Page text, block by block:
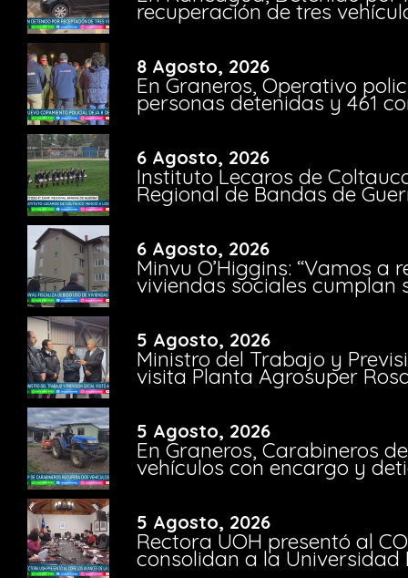
recuperación de tres
8 Agosto, 2026
En Graneros, Operativo
personas detenidas y 461
6 Agosto, 2026
Instituto Lecaros de
Regional de Bandas de
6 Agosto, 2026
Minvu O’Higgins: “Vamos a
viviendas sociales cumplan
5 Agosto, 2026
Ministro del Trabajo y
visita Planta Agrosuper
5 Agosto, 2026
En Graneros, Carabineros
vehículos con encargo y
5 Agosto, 2026
Rectora UOH presentó al
consolidan a la Universidad